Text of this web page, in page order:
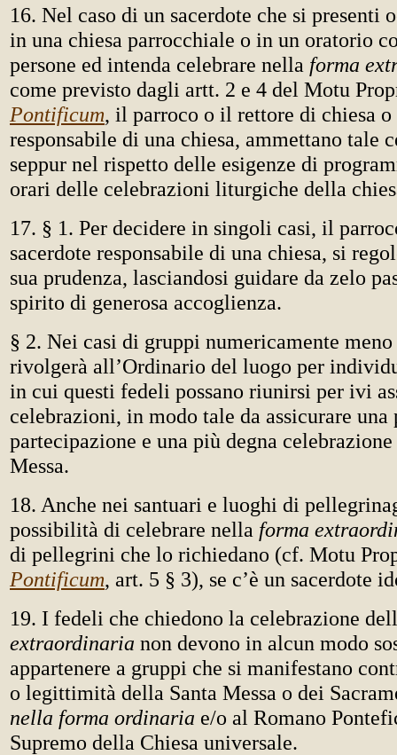
16. Nel caso di un sacerdote che si presenti
in una chiesa parrocchiale o in un oratorio
persone ed intenda celebrare nella forma
come previsto dagli artt. 2 e 4 del Motu
Pontificum, il parroco o il rettore di chiesa o
responsabile di una chiesa, ammettano tale
seppur nel rispetto delle esigenze di
orari delle celebrazioni liturgiche della
17. § 1. Per decidere in singoli casi, il
sacerdote responsabile di una chiesa, si
sua prudenza, lasciandosi guidare da zelo
spirito di generosa accoglienza.
§ 2. Nei casi di gruppi numericamente
rivolgerà all’Ordinario del luogo per
in cui questi fedeli possano riunirsi per ivi
celebrazioni, in modo tale da assicurare
partecipazione e una più degna
Messa.
18. Anche nei santuari e luoghi di
possibilità di celebrare nella forma
di pellegrini che lo richiedano (cf. Motu
Pontificum, art. 5 § 3), se c’è un sacerdote
19. I fedeli che chiedono la celebrazione
extraordinaria non devono in alcun modo
appartenere a gruppi che si manifestano
o legittimità della Santa Messa o dei
nella forma ordinaria e/o al Romano
Supremo della Chiesa universale.